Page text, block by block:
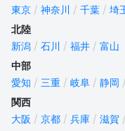
東京
神奈川 千葉 埼
北陸
新潟
石川 福井
富山
中部
愛知
三重 岐阜 静岡
関西
大阪
京都 兵庫 滋賀